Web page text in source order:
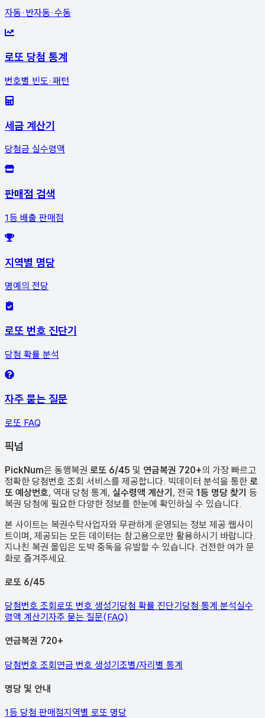
자동·반자동·수동
로또 당첨 통계
번호별 빈도·패턴
세금 계산기
당첨금 실수령액
판매점 검색
1등 배출 판매점
지역별 명당
명예의 전당
로또 번호 진단기
당첨 확률 분석
자주 묻는 질문
로또 FAQ
픽넘
PickNum은 동행복권 로또 6/45 및 연금복권 720+의 가장 빠르고
정확한 당첨번호 조회 서비스를 제공합니다. 빅데이터 분석을 통한 로
또 예상번호, 역대 당첨 통계, 실수령액 계산기, 전국 1등 명당 찾기 등
복권 당첨에 필요한 다양한 정보를 한눈에 확인하실 수 있습니다.
본 사이트는 복권수탁사업자와 무관하게 운영되는 정보 제공 웹사이
트이며, 제공되는 모든 데이터는 참고용으로만 활용하시기 바랍니다.
지나친 복권 몰입은 도박 중독을 유발할 수 있습니다. 건전한 여가 문
화로 즐겨주세요.
로또 6/45
당첨번호 조회로또 번호 생성기당첨 확률 진단기당첨 통계 분석실수
령액 계산기자주 묻는 질문(FAQ)
연금복권 720+
당첨번호 조회연금 번호 생성기조별/자리별 통계
명당 및 안내
1등 당첨 판매점지역별 로또 명당